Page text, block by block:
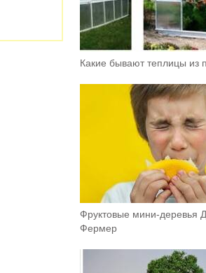
Какие бывают теплицы из
Фруктовыe мини-деревья
Фермер